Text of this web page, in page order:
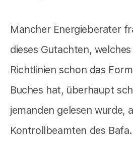
Mancher Energieberater
dieses Gutachten,
Richtlinien schon das
Buches hat, überhaupt
jemanden gelesen wurde,
Kontrollbeamten des Bafa.